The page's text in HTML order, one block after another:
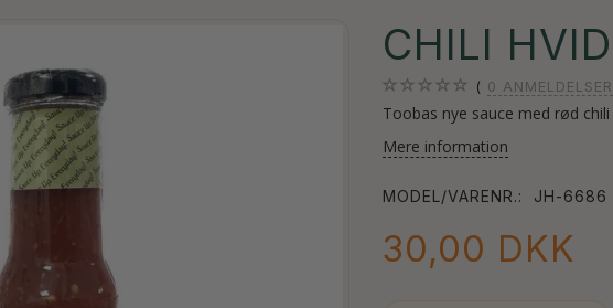
CHILI
0 ANMELDELSER
Toobas nye sauce med rød chili
Mere information
MODEL/VARENR.: JH-6686
30,00 DKK